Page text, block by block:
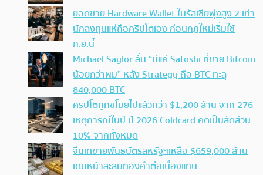
ยอดขาย Hardware Wallet ในรัสเซียพุ่งสูง 2 เท่า
นักลงทุนแห่ถือคริปโตเอง ก่อนกฎใหม่เริ่มใช้
ก.ย.นี้
Michael Saylor ลั่น “มีแค่ Satoshi ที่ขาย Bitcoin
น้อยกว่าผม” หลัง Strategy ถือ BTC ทะลุ
840,000 BTC
คริปโตถูกขโมยไปแล้วกว่า $1,200 ล้าน จาก 276
เหตุการณ์ในปี ปี 2026 Coldcard คิดเป็นสัดส่วน
10% จากทั้งหมด
จีนเทขายพันธบัตรสหรัฐฯเหลือ $659,000 ล้าน
เดินหน้าสะสมทองคำต่อเนื่องแทน